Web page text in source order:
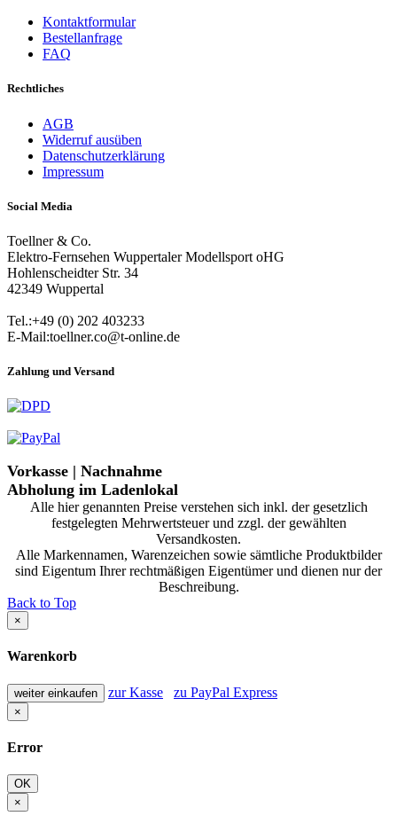
Kontaktformular
Bestellanfrage
FAQ
Rechtliches
AGB
Widerruf ausüben
Datenschutzerklärung
Impressum
Social Media
Toellner & Co.
Elektro-Fernsehen Wuppertaler Modellsport oHG
Hohlenscheidter Str. 34
42349 Wuppertal
Tel.:+49 (0) 202 403233
E-Mail:toellner.co@t-online.de
Zahlung und Versand
Vorkasse | Nachnahme
Abholung im Ladenlokal
Alle hier genannten Preise verstehen sich inkl. der gesetzlich
festgelegten Mehrwertsteuer und zzgl. der gewählten
Versandkosten.
Alle Markennamen, Warenzeichen sowie sämtliche Produktbilder
sind Eigentum Ihrer rechtmäßigen Eigentümer und dienen nur der
Beschreibung.
Back to Top
×
Warenkorb
weiter einkaufen zur Kasse zu PayPal Express
×
Error
OK
×